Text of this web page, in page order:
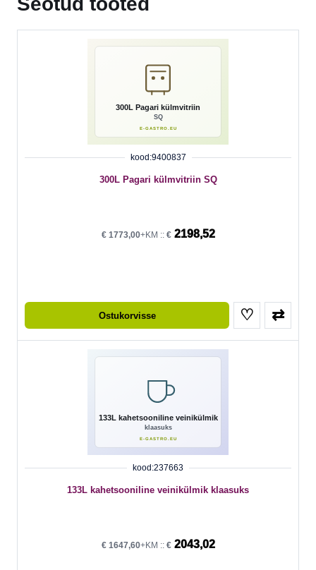
kood:9400837
300L Pagari külmvitriin SQ
€1773,00+KM :: €2198,52
Ostukorvisse ♡ ⇄
kood:237663
133L kahetsooniline veinikülmik klaasuks
€1647,60+KM :: €2043,02